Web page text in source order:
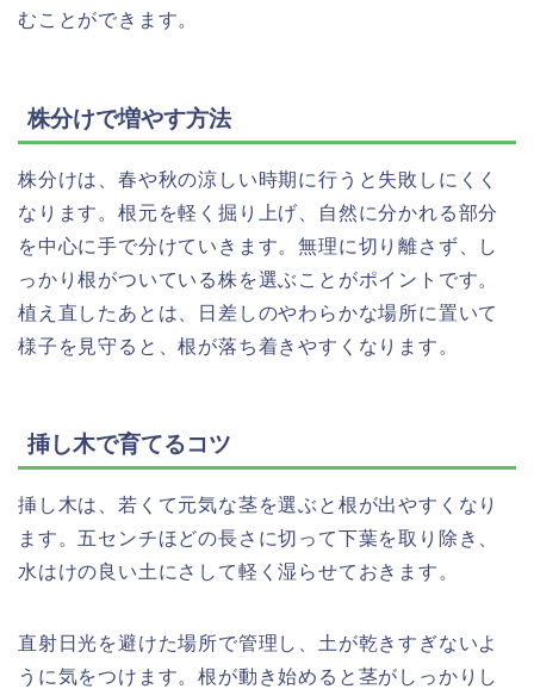
むことができます。
株分けで増やす方法
株分けは、春や秋の涼しい時期に行うと失敗しにくく
なります。根元を軽く掘り上げ、自然に分かれる部分
を中心に手で分けていきます。無理に切り離さず、し
っかり根がついている株を選ぶことがポイントです。
植え直したあとは、日差しのやわらかな場所に置いて
様子を見守ると、根が落ち着きやすくなります。
挿し木で育てるコツ
挿し木は、若くて元気な茎を選ぶと根が出やすくなり
ます。五センチほどの長さに切って下葉を取り除き、
水はけの良い土にさして軽く湿らせておきます。
直射日光を避けた場所で管理し、土が乾きすぎないよ
うに気をつけます。根が動き始めると茎がしっかりし